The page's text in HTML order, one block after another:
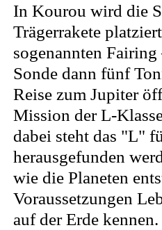
In Kourou wird die
Trägerrakete
sogenannten
Sonde dann fünf
Reise zum Jupiter
Mission der L-
dabei steht das "L"
herausgefunden
wie die Planeten
Voraussetzungen
auf der Erde kennen.